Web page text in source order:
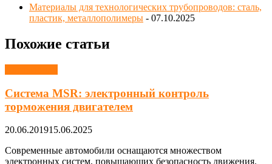
Материалы для технологических трубопроводов: сталь,
пластик, металлополимеры - 07.10.2025
Похожие статьи
Система MSR: электронный контроль
торможения двигателем
20.06.201915.06.2025
Современные автомобили оснащаются множеством
электронных систем, повышающих безопасность движения.